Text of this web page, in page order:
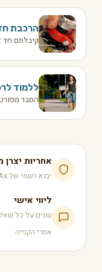
הרכבת
קיבלתם חד
ללמוד
הסבר
אחריות יצרן
יבוא רשמי של Qu-Ax
ליווי אישי
עונים על כל
אחרי הקנייה